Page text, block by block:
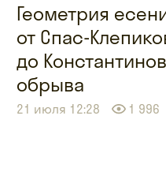
Геометрия
от Спас-
до
обрыва
21 июля 12:28 1 996